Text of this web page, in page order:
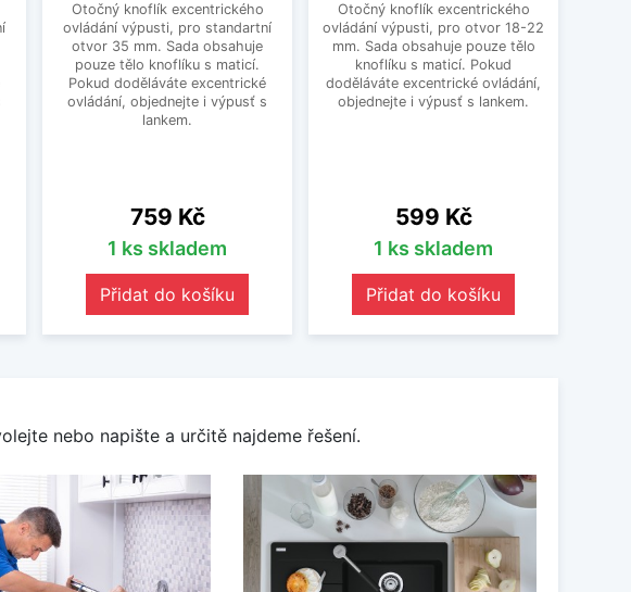
Otočný knoflík excentrického
ovládání výpusti, pro standartní
otvor 35 mm. Sada obsahuje
pouze tělo knoflíku s maticí.
Pokud doděláváte excentrické
ovládání, objednejte i výpusť s
lankem.
Cena
759 Kč
1 ks skladem
Přidat do košíku
Otočný knoflík excentrického
ovládání výpusti, pro otvor 18-22
mm. Sada obsahuje pouze tělo
knoflíku s maticí. Pokud
doděláváte excentrické ovládání,
objednejte i výpusť s lankem.
Cena
599 Kč
1 ks skladem
Přidat do košíku
nebo napište a určitě najdeme řešení.